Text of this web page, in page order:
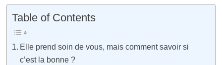
Table of Contents
Elle prend soin de vous, mais comment savoir si
c’est la bonne ?